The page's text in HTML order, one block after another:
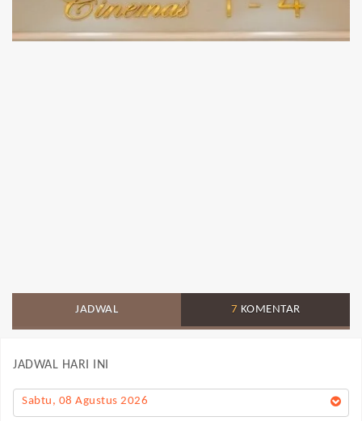
JADWAL 7 KOMENTAR
JADWAL HARI INI
Sabtu, 08 Agustus 2026